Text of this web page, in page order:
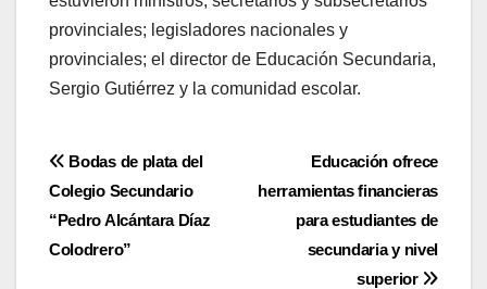
provinciales; legisladores nacionales y
provinciales; el director de Educación Secundaria,
Sergio Gutiérrez y la comunidad escolar.
Navegación
de
entradas
Educación ofrece
herramientas financieras
para estudiantes de
secundaria y nivel
superior
Bodas de plata del
Colegio Secundario
“Pedro Alcántara Díaz
Colodrero”